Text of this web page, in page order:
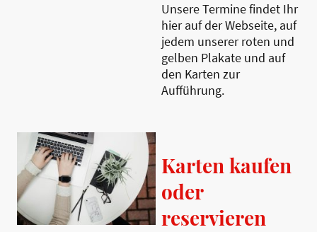
Unsere Termine findet Ihr
hier auf der Webseite, auf
jedem unserer roten und
gelben Plakate und auf
den Karten zur
Aufführung.
Karten kaufen
oder
reservieren